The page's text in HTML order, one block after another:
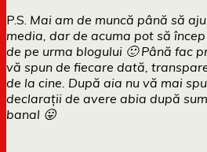
P.S. Mai am de muncă până să
media, dar de acuma pot să
de pe urma blogului 🙂 Până fac
vă spun de fiecare dată,
de la cine. După aia nu vă mai
declarații de avere abia după
banal 😛